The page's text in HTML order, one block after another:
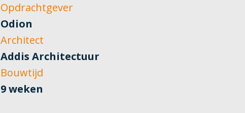
Opdrachtgever
Odion
Architect
Addis Architectuur
Bouwtijd
9 weken